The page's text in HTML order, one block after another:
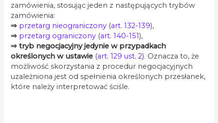
zamówienia, stosując jeden z następujących trybów
zamówienia:
⇒ przetarg nieograniczony (art. 132-139),
⇒ przetarg ograniczony (art. 140-151),
⇒ tryb negocjacyjny jedynie w przypadkach
określonych w ustawie (art. 129 ust. 2). Oznacza to, że
możliwość skorzystania z procedur negocjacyjnych
uzależniona jest od spełnienia określonych przesłanek,
które należy interpretować ściśle.